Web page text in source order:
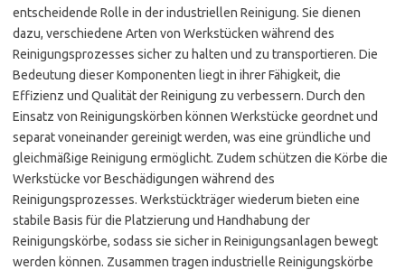
entscheidende Rolle in der industriellen Reinigung. Sie dienen
dazu, verschiedene Arten von Werkstücken während des
Reinigungsprozesses sicher zu halten und zu transportieren. Die
Bedeutung dieser Komponenten liegt in ihrer Fähigkeit, die
Effizienz und Qualität der Reinigung zu verbessern. Durch den
Einsatz von Reinigungskörben können Werkstücke geordnet und
separat voneinander gereinigt werden, was eine gründliche und
gleichmäßige Reinigung ermöglicht. Zudem schützen die Körbe die
Werkstücke vor Beschädigungen während des
Reinigungsprozesses. Werkstückträger wiederum bieten eine
stabile Basis für die Platzierung und Handhabung der
Reinigungskörbe, sodass sie sicher in Reinigungsanlagen bewegt
werden können. Zusammen tragen industrielle Reinigungskörbe